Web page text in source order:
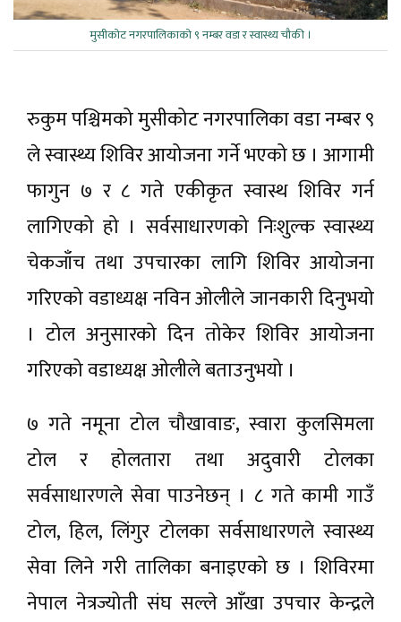
मुसीकोट नगरपालिकाको ९ नम्बर वडा र स्वास्थ्य चौकी ।
रुकुम पश्चिमको मुसीकोट नगरपालिका वडा नम्बर ९
ले स्वास्थ्य शिविर आयोजना गर्ने भएको छ । आगामी
फागुन ७ र ८ गते एकीकृत स्वास्थ शिविर गर्न
लागिएको हो । सर्वसाधारणको निःशुल्क स्वास्थ्य
चेकजाँच तथा उपचारका लागि शिविर आयोजना
गरिएको वडाध्यक्ष नविन ओलीले जानकारी दिनुभयो
। टोल अनुसारको दिन तोकेर शिविर आयोजना
गरिएको वडाध्यक्ष ओलीले बताउनुभयो ।
७ गते नमूना टोल चौखावाङ, स्वारा कुलसिमला
टोल र होलतारा तथा अदुवारी टोलका
सर्वसाधारणले सेवा पाउनेछन् । ८ गते कामी गाउँ
टोल, हिल, लिंगुर टोलका सर्वसाधारणले स्वास्थ्य
सेवा लिने गरी तालिका बनाइएको छ । शिविरमा
नेपाल नेत्रज्योती संघ सल्ले आँखा उपचार केन्द्रले